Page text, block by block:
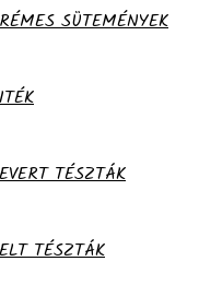
SÜTEMÉNYEK
TÉSZTÁK
TÉSZTÁK